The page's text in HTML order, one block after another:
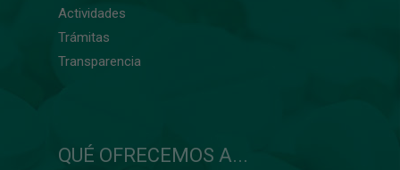
Actividades
Trámitas
Transparencia
QUÉ OFRECEMOS A...